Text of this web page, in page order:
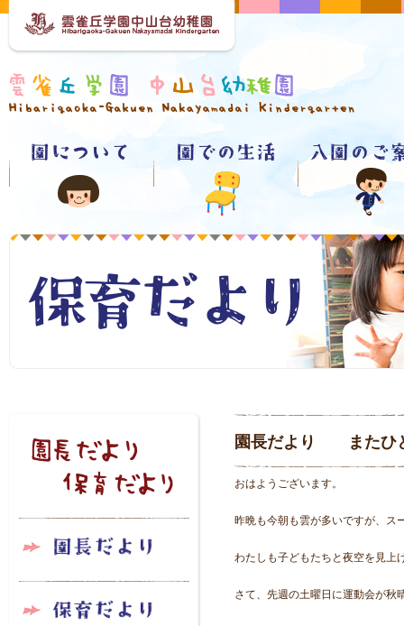
園長だより またひ
おはようございます。
昨晩も今朝も雲が多いですが、ス
わたしも子どもたちと夜空を見上
さて、先週の土曜日に運動会が秋